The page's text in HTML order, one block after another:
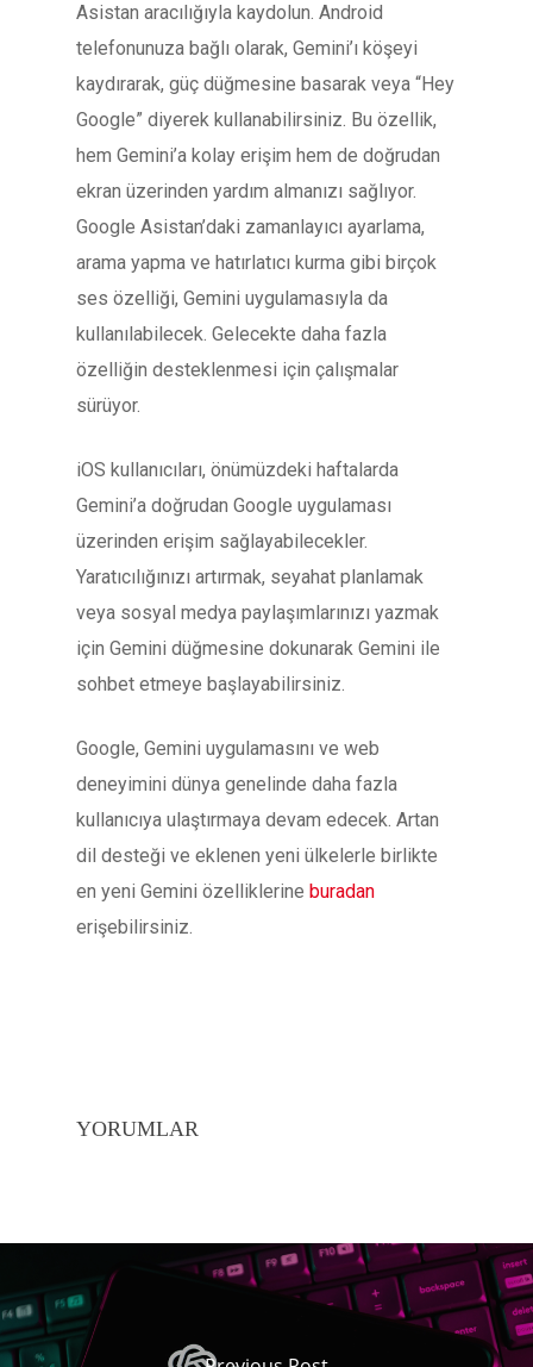
Asistan aracılığıyla kaydolun. Android
telefonunuza bağlı olarak, Gemini’ı köşeyi
kaydırarak, güç düğmesine basarak veya “Hey
Google” diyerek kullanabilirsiniz. Bu özellik,
hem Gemini’a kolay erişim hem de doğrudan
ekran üzerinden yardım almanızı sağlıyor.
Google Asistan’daki zamanlayıcı ayarlama,
arama yapma ve hatırlatıcı kurma gibi birçok
ses özelliği, Gemini uygulamasıyla da
kullanılabilecek. Gelecekte daha fazla
özelliğin desteklenmesi için çalışmalar
sürüyor.
iOS kullanıcıları, önümüzdeki haftalarda
Gemini’a doğrudan Google uygulaması
üzerinden erişim sağlayabilecekler.
Yaratıcılığınızı artırmak, seyahat planlamak
veya sosyal medya paylaşımlarınızı yazmak
için Gemini düğmesine dokunarak Gemini ile
sohbet etmeye başlayabilirsiniz.
Google, Gemini uygulamasını ve web
deneyimini dünya genelinde daha fazla
kullanıcıya ulaştırmaya devam edecek. Artan
dil desteği ve eklenen yeni ülkelerle birlikte
en yeni Gemini özelliklerine buradan
erişebilirsiniz.
YORUMLAR